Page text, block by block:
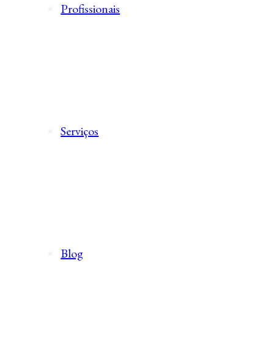
Profissionais
Serviços
Blog